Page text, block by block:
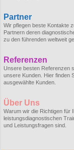
Partner
Wir pflegen beste Kontakte
Partnern deren
zu den führenden weltweit
Referenzen
Unsere besten Referenzen
unsere Kunden. Hier finden
ausgewählte Kunden.
Über Uns
Warum wir die Richtigen für
leistungsdiagnostischen
und Leistungsfragen sind.